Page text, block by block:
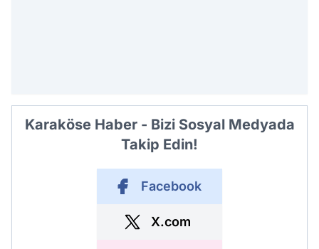
Karaköse Haber - Bizi Sosyal Medyada
Takip Edin!
Facebook
X.com